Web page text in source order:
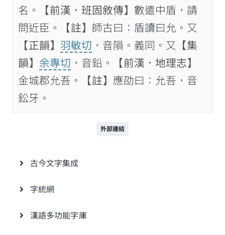
名。
【前漢．班固敘傳】 數遣中盾，請
問近臣。
【註】 師古曰：盾讀曰允。又
【正韻】 羽敏切 ，音隕。義同。又
【集
韻】 余專切 ，音鉛。
【前漢．地理志】
金城郡允吾。
【註】 應劭曰：允吾，音
鈆牙。
外部連結
古今文字集成
字統網
漢語多功能字庫